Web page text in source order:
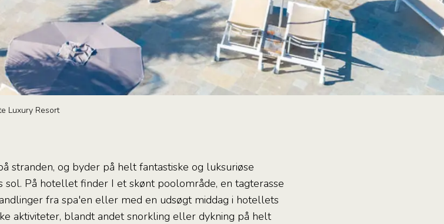
Luxury Resort
stranden, og byder på helt fantastiske og luksuriøse
På hotellet finder I et skønt poolområde, en tagterasse
fra spa'en eller med en udsøgt middag i hotellets
aktiviteter, blandt andet snorkling eller dykning på helt